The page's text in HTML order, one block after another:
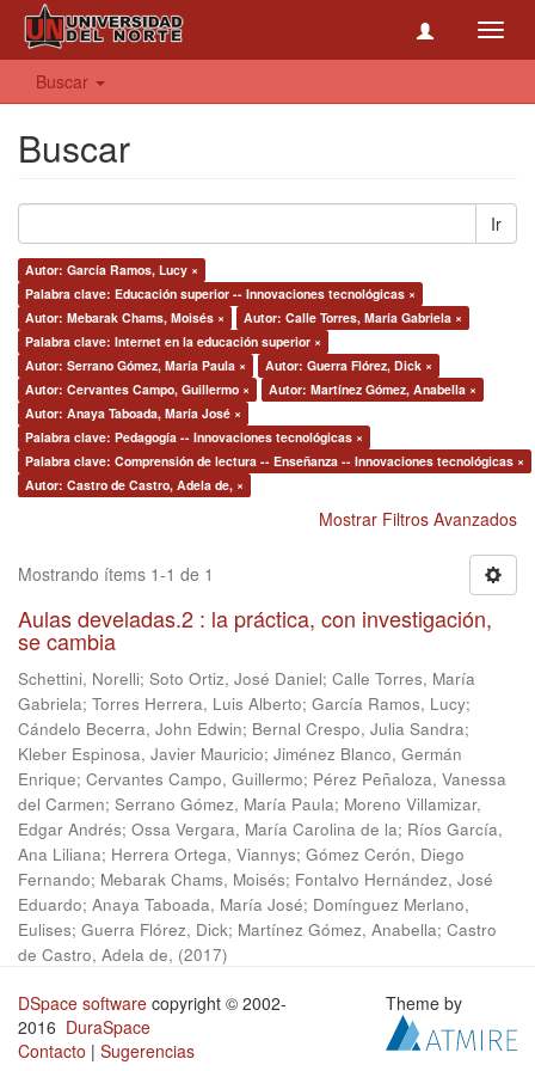
Buscar
Buscar
Ir
Autor: García Ramos, Lucy ×
Palabra clave: Educación superior -- Innovaciones tecnológicas ×
Autor: Mebarak Chams, Moisés ×
Autor: Calle Torres, María Gabriela ×
Palabra clave: Internet en la educación superior ×
Autor: Serrano Gómez, María Paula ×
Autor: Guerra Flórez, Dick ×
Autor: Cervantes Campo, Guillermo ×
Autor: Martínez Gómez, Anabella ×
Autor: Anaya Taboada, María José ×
Palabra clave: Pedagogía -- Innovaciones tecnológicas ×
Palabra clave: Comprensión de lectura -- Enseñanza -- Innovaciones tecnológicas ×
Autor: Castro de Castro, Adela de, ×
Mostrar Filtros Avanzados
Mostrando ítems 1-1 de 1
Aulas develadas.2 : la práctica, con investigación,
se cambia
Schettini, Norelli; Soto Ortiz, José Daniel; Calle Torres, María
Gabriela; Torres Herrera, Luis Alberto; García Ramos, Lucy;
Cándelo Becerra, John Edwin; Bernal Crespo, Julia Sandra;
Kleber Espinosa, Javier Mauricio; Jiménez Blanco, Germán
Enrique; Cervantes Campo, Guillermo; Pérez Peñaloza, Vanessa
del Carmen; Serrano Gómez, María Paula; Moreno Villamizar,
Edgar Andrés; Ossa Vergara, María Carolina de la; Ríos García,
Ana Liliana; Herrera Ortega, Viannys; Gómez Cerón, Diego
Fernando; Mebarak Chams, Moisés; Fontalvo Hernández, José
Eduardo; Anaya Taboada, María José; Domínguez Merlano,
Eulises; Guerra Flórez, Dick; Martínez Gómez, Anabella; Castro
de Castro, Adela de, (2017)
DSpace software copyright © 2002-
2016 DuraSpace
Contacto | Sugerencias
Theme by